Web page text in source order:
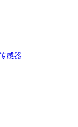
感器